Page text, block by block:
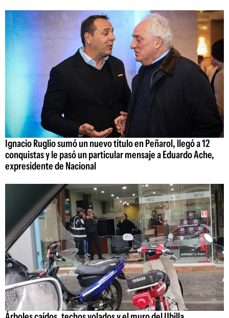
Ignacio Ruglio sumó un nuevo título en Peñarol, llegó a 12
conquistas y le pasó un particular mensaje a Eduardo Ache,
expresidente de Nacional